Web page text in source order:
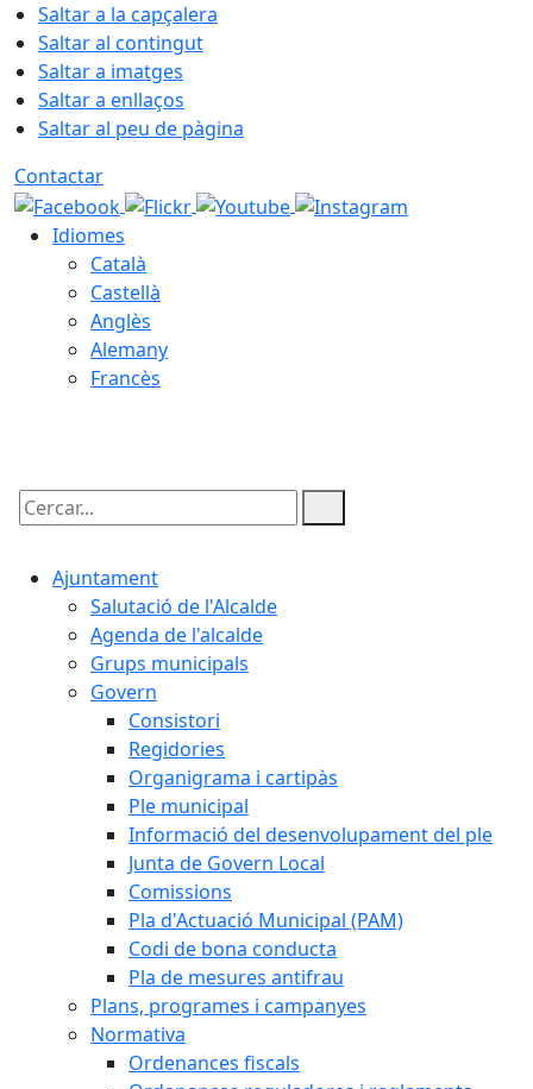
Saltar a la capçalera
Saltar al contingut
Saltar a imatges
Saltar a enllaços
Saltar al peu de pàgina
Contactar
Idiomes
Català
Castellà
Anglès
Alemany
Francès
Cercar:
Ajuntament
Salutació de l'Alcalde
Agenda de l'alcalde
Grups municipals
Govern
Consistori
Regidories
Organigrama i cartipàs
Ple municipal
Informació del desenvolupament del ple
Junta de Govern Local
Comissions
Pla d'Actuació Municipal (PAM)
Codi de bona conducta
Pla de mesures antifrau
Plans, programes i campanyes
Normativa
Ordenances fiscals